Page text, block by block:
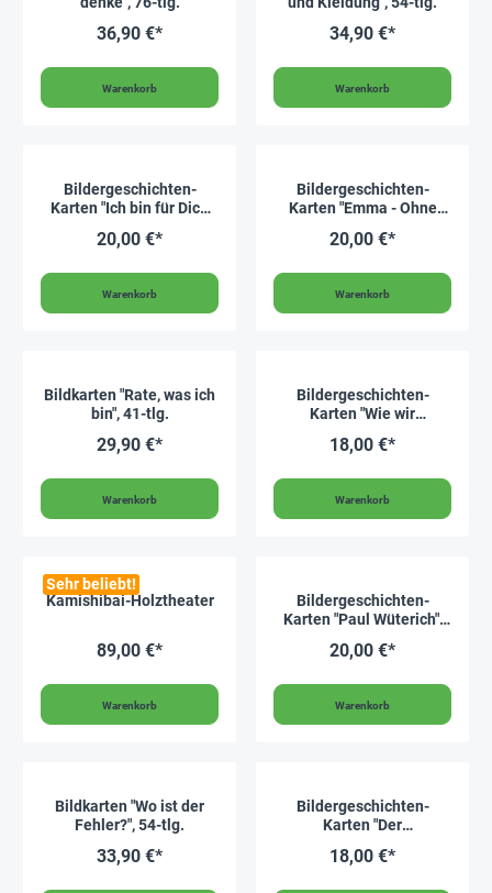
36,90 €*
Warenkorb
34,90 €*
Warenkorb
Bildergeschichten-
Karten "Ich bin für Dich
20,00 €*
Warenkorb
Bildergeschichten-
Karten "Emma - Ohne
halb so schön", 15-tlg.
20,00 €*
Warenkorb
Bildkarten "Rate, was ich
bin", 41-tlg.
29,90 €*
Warenkorb
Bildergeschichten-
Karten "Wie wir
in unseren Garten
18,00 €*
Warenkorb
Sehr beliebt!
Kamishibai-Holztheater
89,00 €*
Warenkorb
Bildergeschichten-
Karten "Paul Wüterich",
20,00 €*
Warenkorb
Bildkarten "Wo ist der
Fehler?", 54-tlg.
33,90 €*
Bildergeschichten-
Karten "Der
Natur", 12-tlg.
18,00 €*